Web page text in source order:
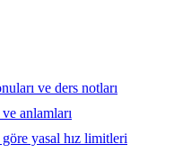
ve ders notları
anlamları
yasal hız limitleri